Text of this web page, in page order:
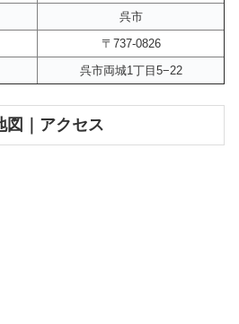
呉市
〒737-0826
呉市両城1丁目5−22
図｜アクセス